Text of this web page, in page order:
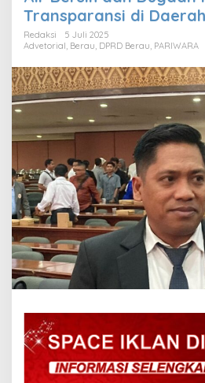
Transparansi di Daerah
Redaksi
5 Juli 2025
Advetorial Berau DPRD Berau PARIWARA